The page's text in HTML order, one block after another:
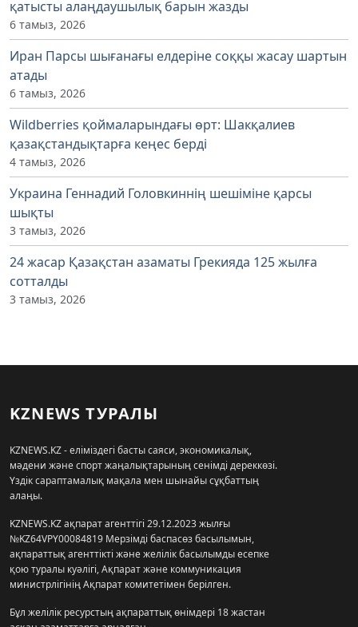
қатысты алаңдаушылық барын жазды
6 тамыз, 2026
Иран Парсы шығанағы елдеріне соққы жасау шартын
атады
6 тамыз, 2026
Wildberries қоймаларындағы өрт: Шакқалиев
қазақстандықтарға кеңес берді
4 тамыз, 2026
Украина Геннадий Головкиннің шешіміне қарсы
шықты
3 тамыз, 2026
24 жасар Қазақстан азаматы Грекияда 125 жылға
сотталды
3 тамыз, 2026
KZNEWS ТУРАЛЫ
KZNEWS.KZ - еліміздегі басты саяси, экономикалық,
мәдени және спорт жаңалықтарының сенімді дереккөзі.
Үздік сараптамалық мақала мен шынайы сұқбаттың
алаңы.
KZNEWS.KZ ақпарат агенттігі 29.12.2023 жылғы
№KZ64VPY00084819 Мерзімді баспасөз басылымын,
ақпараттық агенттікті және желілік басылымды есепке
қою туралы куәлігі, Ақпарат және коммуникация
министрлігінің Ақпарат комитетімен берілген.
Бұл желілік ресурстың ақпараттық өнімдері 18 жастан